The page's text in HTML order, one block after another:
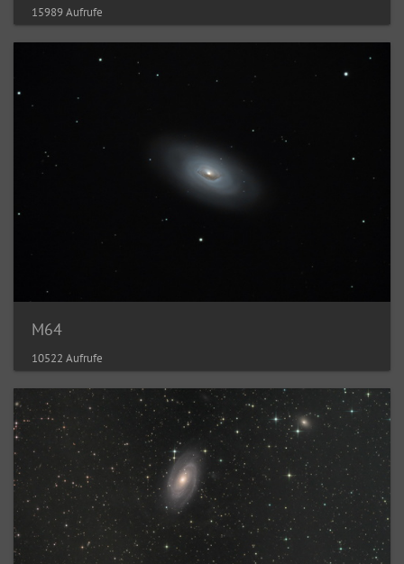
15989 Aufrufe
M64
10522 Aufrufe